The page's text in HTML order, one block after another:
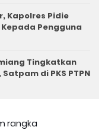
Kapolres Pidie
Pengguna
Tingkatkan
di PKS PTPN
rangka